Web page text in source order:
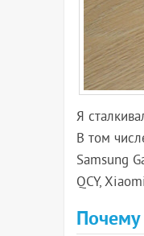
Я
В том
Samsung
QCY,
Почему